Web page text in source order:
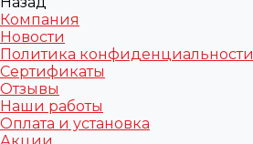
Компания
Новости
Политика конфиденциальности
Сертификаты
Отзывы
Наши работы
Оплата и установка